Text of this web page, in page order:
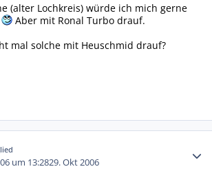
(alter Lochkreis) würde ich mich gerne
Aber mit Ronal Turbo drauf.
mal solche mit Heuschmid drauf?
um 13:2829. Okt 2006